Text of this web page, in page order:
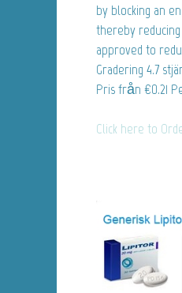
by blocking an
thereby
approved to
Gradering 4.7
Pris från €0.21
Click here to